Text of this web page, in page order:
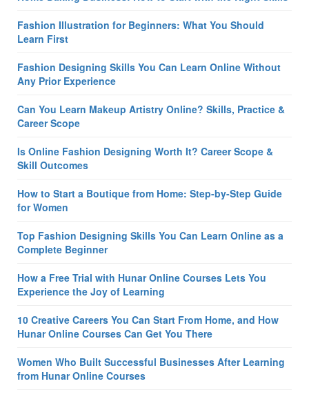
Fashion Illustration for Beginners: What You Should
Learn First
Fashion Designing Skills You Can Learn Online Without
Any Prior Experience
Can You Learn Makeup Artistry Online? Skills, Practice &
Career Scope
Is Online Fashion Designing Worth It? Career Scope &
Skill Outcomes
How to Start a Boutique from Home: Step-by-Step Guide
for Women
Top Fashion Designing Skills You Can Learn Online as a
Complete Beginner
How a Free Trial with Hunar Online Courses Lets You
Experience the Joy of Learning
10 Creative Careers You Can Start From Home, and How
Hunar Online Courses Can Get You There
Women Who Built Successful Businesses After Learning
from Hunar Online Courses